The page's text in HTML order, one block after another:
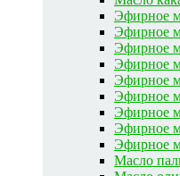
Эфирное
Эфирное
Эфирное
Эфирное
Эфирное
Эфирное
Эфирное
Эфирное
Эфирное
Масло